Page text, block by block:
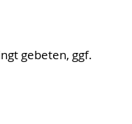
gebeten, ggf.